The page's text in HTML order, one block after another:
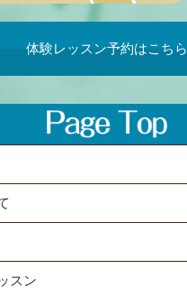
体験レッスン予約はこちら
スン